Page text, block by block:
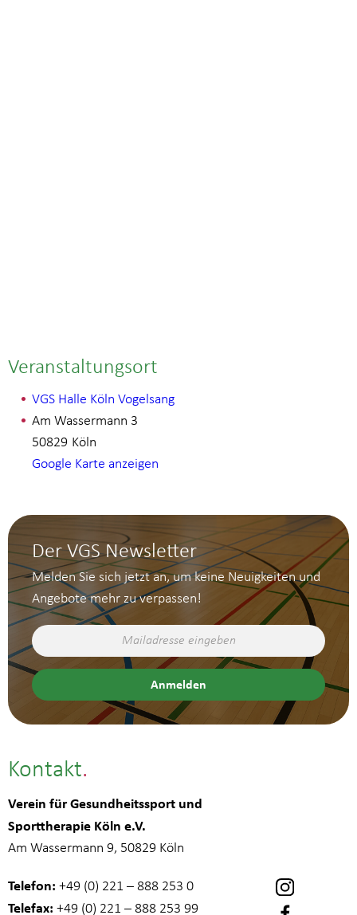
Veranstaltungsort
VGS Halle Köln Vogelsang
Am Wassermann 3
Köln
50829
Google Karte anzeigen
Der VGS Newsletter
Melden Sie sich jetzt an, um keine Neuigkeiten und
Angebote mehr zu verpassen!
Kontakt
Verein für Gesundheitssport und
Sporttherapie Köln e.V.
Am Wassermann 9, 50829 Köln
Telefon: +49 (0) 221 – 888 253 0
Telefax: +49 (0) 221 – 888 253 99